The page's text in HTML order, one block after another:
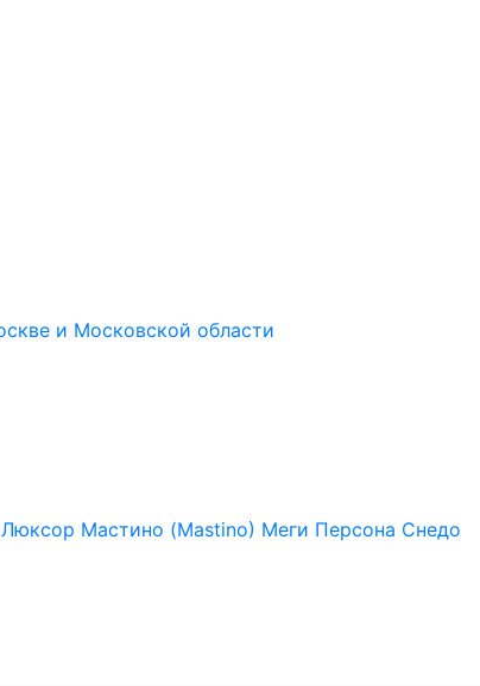
Люксор Мастино (Mastino) Меги Персона Снедо